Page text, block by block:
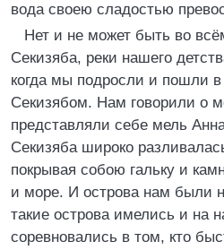
вода своею сладостью
Нет и не может быть во
Секизяба, реки нашего
когда мы подросли и пошли
Секизябом. Нам говорили о
представляли себе мель
Секизяба широко
покрывая собою гальку и
и море. И острова нам были
такие острова имелись и на
соревновались в том, кто